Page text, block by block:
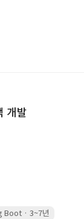
개발
Boot · 3~7년